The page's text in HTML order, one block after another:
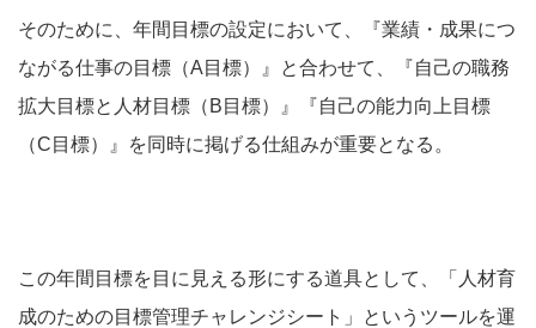
そのために、年間目標の設定において、『業績・成果につ
ながる仕事の目標（A目標）』と合わせて、『自己の職務
拡大目標と人材目標（B目標）』『自己の能力向上目標
（C目標）』を同時に掲げる仕組みが重要となる。
この年間目標を目に見える形にする道具として、「人材育
成のための目標管理チャレンジシート」というツールを運